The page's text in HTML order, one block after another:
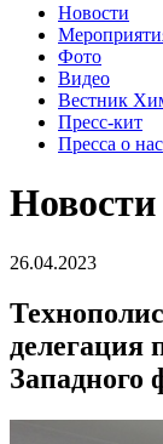
Новости
Фото
Видео
Вестник
Пресс-кит
Пресса о нас
Новости
26.04.2023
делегация
Западного